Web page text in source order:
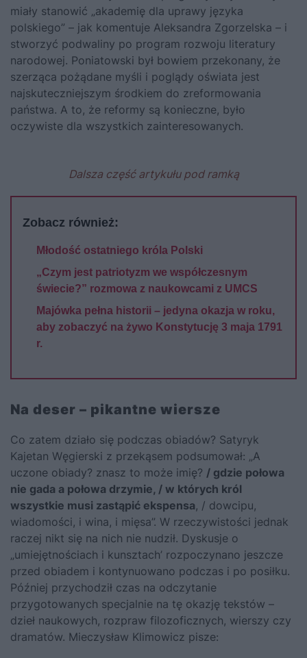
miały stanowić „akademię dla uprawy języka
polskiego” – jak komentuje Aleksandra Zgorzelska – i
stworzyć podwaliny po program rozwoju literatury
narodowej. Poniatowski był bowiem przekonany, że
szerząca pożądane myśli i poglądy oświata jest
najskuteczniejszym środkiem do zreformowania
państwa. A to, że reformy są konieczne, było
oczywiste dla wszystkich zainteresowanych.
Dalsza część artykułu pod ramką
Zobacz również:
Młodość ostatniego króla Polski
„Czym jest patriotyzm we współczesnym
świecie?” rozmowa z naukowcami z UMCS
Majówka pełna historii – jedyna okazja w roku,
aby zobaczyć na żywo Konstytucję 3 maja 1791
r.
Na deser – pikantne wiersze
Co zatem działo się podczas obiadów? Satyryk
Kajetan Węgierski z przekąsem podsumował: „A
uczone obiady? znasz to może imię? / gdzie połowa
nie gada a połowa drzymie, / w których król
wszystkie musi zastąpić ekspensa, / dowcipu,
wiadomości, i wina, i mięsa”. W rzeczywistości jednak
raczej nikt się na nich nie nudził. Dyskusje o
„umiejętnościach i kunsztach’ rozpoczynano jeszcze
przed obiadem i kontynuowano podczas i po posiłku.
Później przychodził czas na odczytanie
przygotowanych specjalnie na tę okazję tekstów –
dzieł naukowych, rozpraw filozoficznych, wierszy czy
dramatów. Mieczysław Klimowicz pisze: